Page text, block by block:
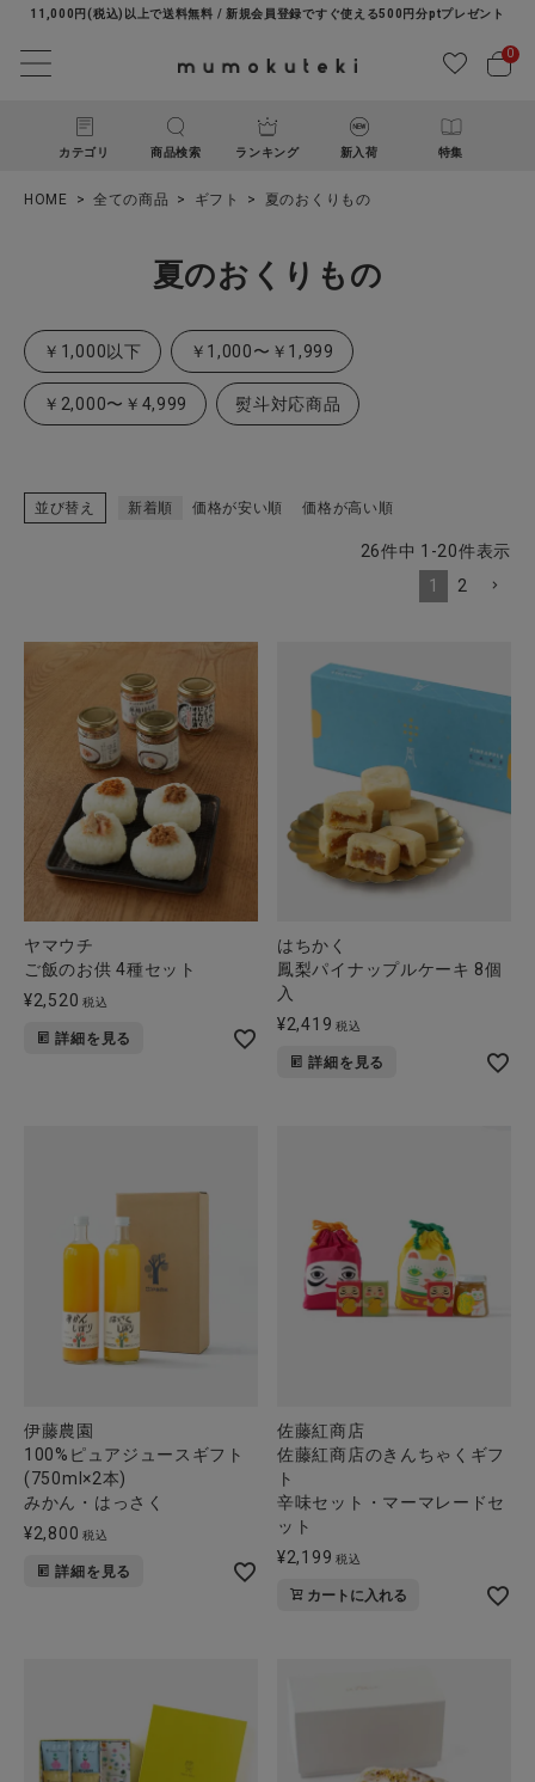
11,000円(税込)以上で送料無料 / 新規会員登録ですぐ使える500円分ptプレゼント
0
カテゴリ 商品検索 ランキング 新入荷 特集
ACCOUNT MENU
ようこそ ゲスト 様
CATEGORY
ナチュラル服
ファッション雑貨
生活雑貨
食品
ギフト
ブランド
ご利用ガイド
ショップリスト
HOME 全ての商品 ギフト 夏のおくりもの
夏のおくりもの
￥1,000以下 ￥1,000〜￥1,999
￥2,000〜￥4,999 熨斗対応商品
並び替え 新着順 価格が安い順 価格が高い順
26件中 1 -20件表示
1
2
ヤマウチ
ご飯のお供 4種セット
¥2,520 税込
詳細を見る
はちかく
鳳梨パイナップルケーキ 8個
入
¥2,419 税込
詳細を見る
伊藤農園
100%ピュアジュースギフト
(750ml×2本)
みかん・はっさく
¥2,800 税込
詳細を見る
佐藤紅商店
佐藤紅商店のきんちゃくギフ
ト
辛味セット・マーマレードセ
ット
¥2,199 税込
カートに入れる